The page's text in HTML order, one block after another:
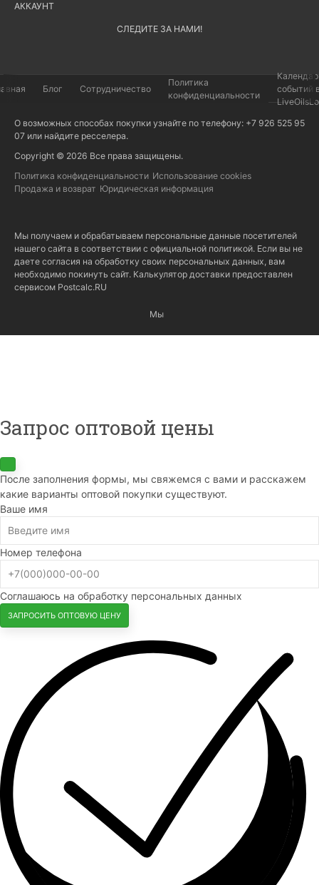
АККАУНТ
СЛЕДИТЕ ЗА НАМИ!
Блог Сотрудничество
Политика
конфиденциальности
событий
О возможных способах покупки узнайте по телефону: +7 926 525 95
07 или найдите ресселера.
Copyright © 2026 Все права защищены.
Политика конфиденциальности Использование cookies
Продажа и возврат Юридическая информация
Мы получаем и обрабатываем персональные данные посетителей
нашего сайта в соответствии с официальной политикой. Если вы не
даете согласия на обработку своих персональных данных, вам
необходимо покинуть сайт. Калькулятор доставки предоставлен
сервисом Postcalc.RU
Мы
Запрос оптовой цены
После заполнения формы, мы свяжемся с вами и расскажем
какие варианты оптовой покупки существуют.
Ваше имя
Номер телефона
Соглашаюсь на обработку персональных данных
ЗАПРОСИТЬ ОПТОВУЮ ЦЕНУ